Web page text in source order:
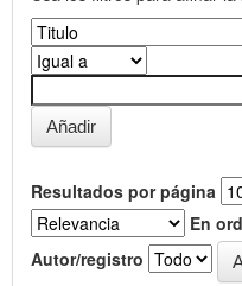
Resultados por página
En
Autor/registro